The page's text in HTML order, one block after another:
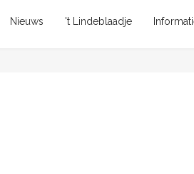
Nieuws 't Lindeblaadje